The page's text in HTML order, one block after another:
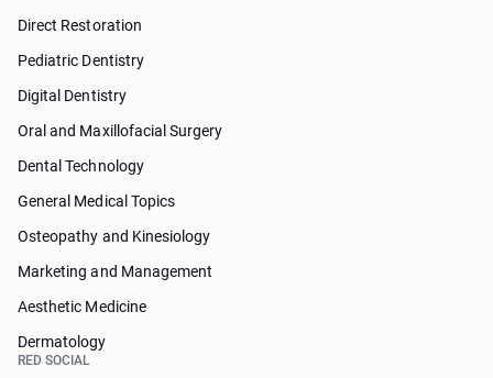
Direct Restoration
Pediatric Dentistry
Digital Dentistry
Oral and Maxillofacial Surgery
Dental Technology
General Medical Topics
Osteopathy and Kinesiology
Marketing and Management
Aesthetic Medicine
Dermatology
RED SOCIAL